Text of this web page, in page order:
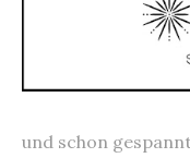
und schon